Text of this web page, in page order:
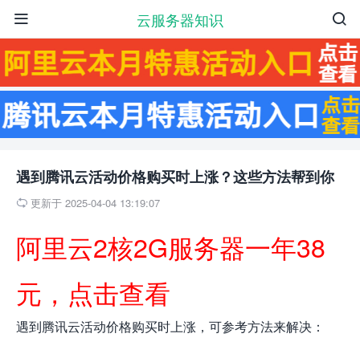
云服务器知识 

遇到腾讯云活动价格购买时上涨？这些方法帮到你
 更新于 2025-04-04 13:19:07
阿里云2核2G服务器一年38
元，点击查看
遇到腾讯云活动价格购买时上涨，可参考方法来解决：